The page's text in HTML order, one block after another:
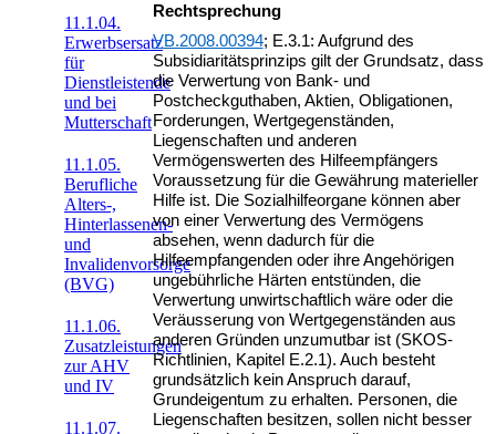
11.1.04.
Erwerbsersatz
für
Dienstleistende
und bei
Mutterschaft
11.1.05.
Berufliche
Alters-,
Hinterlassenen-
und
Invalidenvorsorge
(BVG)
11.1.06.
Zusatzleistungen
zur AHV
und IV
11.1.07.
Rechtsprechung
VB.2008.00394; E.3.1: Aufgrund des
Subsidiaritätsprinzips gilt der Grundsatz, dass
die Verwertung von Bank- und
Postcheckguthaben, Aktien, Obligationen,
Forderungen, Wertgegenständen,
Liegenschaften und anderen
Vermögenswerten des Hilfeempfängers
Voraussetzung für die Gewährung materieller
Hilfe ist. Die Sozialhilfeorgane können aber
von einer Verwertung des Vermögens
absehen, wenn dadurch für die
Hilfeempfangenden oder ihre Angehörigen
ungebührliche Härten entstünden, die
Verwertung unwirtschaftlich wäre oder die
Veräusserung von Wertgegenständen aus
anderen Gründen unzumutbar ist (SKOS-
Richtlinien, Kapitel E.2.1). Auch besteht
grundsätzlich kein Anspruch darauf,
Grundeigentum zu erhalten. Personen, die
Liegenschaften besitzen, sollen nicht besser